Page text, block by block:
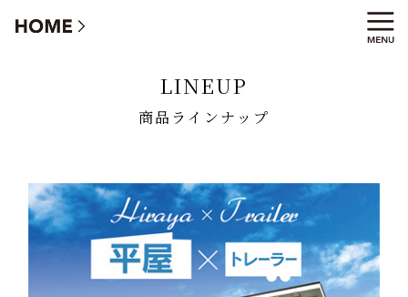
商品ラインナップ
LINEUP
商品ラインナップ